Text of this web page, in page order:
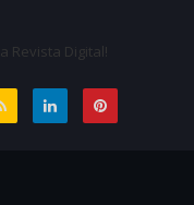
Revista Digital!